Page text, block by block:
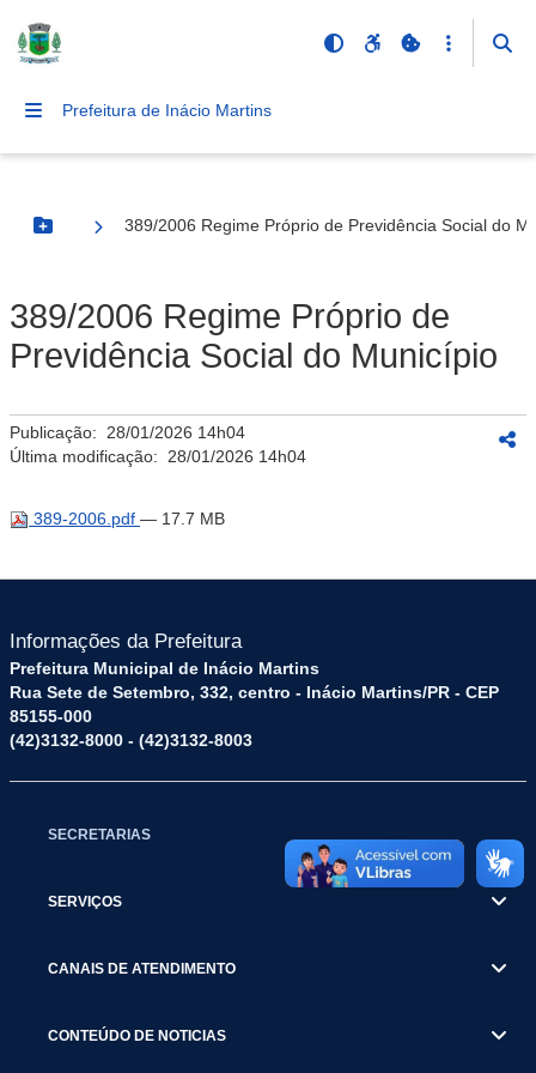
Prefeitura de Inácio Martins
Botão Menu
389/2006 Regime Próprio de Previdência Social do
389/2006 Regime Próprio de
Previdência Social do Município
Publicação: 28/01/2026 14h04
Última modificação: 28/01/2026 14h04
389-2006.pdf — 17.7 MB
Informações da Prefeitura
Prefeitura Municipal de Inácio Martins
Rua Sete de Setembro, 332, centro - Inácio Martins/PR - CEP
85155-000
(42)3132-8000 - (42)3132-8003
SECRETARIAS
SERVIÇOS
CANAIS DE ATENDIMENTO
CONTEÚDO DE NOTICIAS